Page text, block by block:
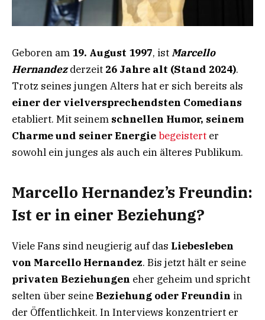
Geboren am 19. August 1997, istMarcello
Hernandezderzeit 26 Jahre alt (Stand 2024).
Trotz seines jungen Alters hat er sich bereits als
einer der vielversprechendsten Comedians
etabliert. Mit seinem schnellen Humor, seinem
Charme und seiner Energiebegeistert er
sowohl ein junges als auch ein älteres Publikum.
Marcello Hernandez’s Freundin:
Ist er in einer Beziehung?
Viele Fans sind neugierig auf das Liebesleben
von Marcello Hernandez. Bis jetzt hält er seine
privaten Beziehungen eher geheim und spricht
selten über seine Beziehung oder Freundin in
der Öffentlichkeit. In Interviews konzentriert er